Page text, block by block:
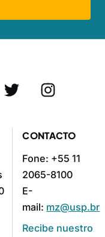
CONTACTO
Fone: +55 11
2065-8100
E-
mail: mz@usp.br
Recibe nuestro